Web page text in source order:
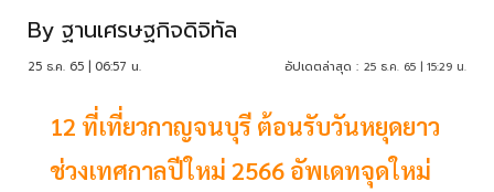
By ฐานเศรษฐกิจดิจิทัล
25 ธ.ค. 65 | 06:57 น. อัปเดตล่าสุด : 25 ธ.ค. 65 | 15:29 น.
12 ที่เที่ยวกาญจนบุรี ต้อนรับวันหยุดยาว
ช่วงเทศกาลปีใหม่ 2566 อัพเดทจุดใหม่